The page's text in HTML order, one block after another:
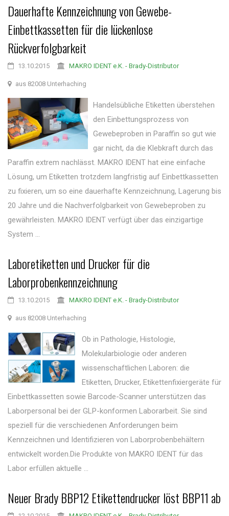
Dauerhafte Kennzeichnung von Gewebe-
Einbettkassetten für die lückenlose
Rückverfolgbarkeit
13.10.2015 MAKRO IDENT e.K. - Brady-Distributor
aus 82008 Unterhaching
Handelsübliche Etiketten überstehen
den Einbettungsprozess von
Gewebeproben in Paraffin so gut wie
gar nicht, da die Klebkraft durch das
Paraffin extrem nachlässt. MAKRO IDENT hat eine einfache
Lösung, um Etiketten trotzdem langfristig auf Einbettkassetten
zu fixieren, um so eine dauerhafte Kennzeichnung, Lagerung bis
20 Jahre und die Nachverfolgbarkeit von Gewebeproben zu
gewährleisten. MAKRO IDENT verfügt über das einzigartige
System ...
Laboretiketten und Drucker für die
Laborprobenkennzeichnung
13.10.2015 MAKRO IDENT e.K. - Brady-Distributor
aus 82008 Unterhaching
Ob in Pathologie, Histologie,
Molekularbiologie oder anderen
wissenschaftlichen Laboren: die
Etiketten, Drucker, Etikettenfixiergeräte für
Einbettkassetten sowie Barcode-Scanner unterstützen das
Laborpersonal bei der GLP-konformen Laborarbeit. Sie sind
speziell für die verschiedenen Anforderungen beim
Kennzeichnen und Identifizieren von Laborprobenbehältern
entwickelt worden.Die Produkte von MAKRO IDENT für das
Labor erfüllen aktuelle ...
Neuer Brady BBP12 Etikettendrucker löst BBP11 ab